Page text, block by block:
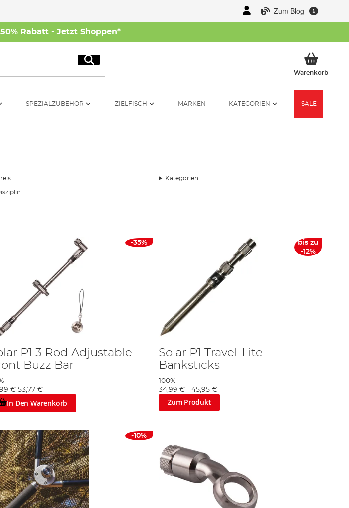
Zum Blog
Rabatt - Jetzt Shoppen*
Suche
WarenkorbMein
SPEZIALZUBEHÖR ZIELFISCH MARKEN KATEGORIEN SALE
Kategorien
-35%
P1 3 Rod Adjustable
Buzz Bar
€ 53,77 €
In Den Warenkorb
bis zu
-12%
Solar P1 Travel-Lite
Banksticks
100%
34,99 € -45,95 €
Zum Produkt
-10%